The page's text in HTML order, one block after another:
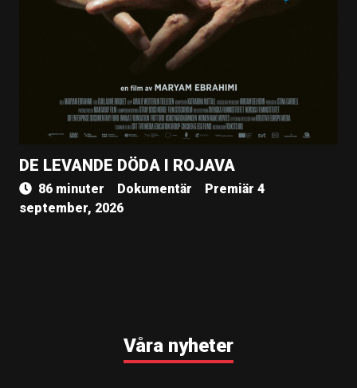
DE LEVANDE DÖDA I ROJAVA
86 minuter Dokumentär
Premiär 4
september, 2026
Våra nyheter